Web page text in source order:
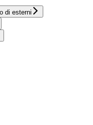
di esterni